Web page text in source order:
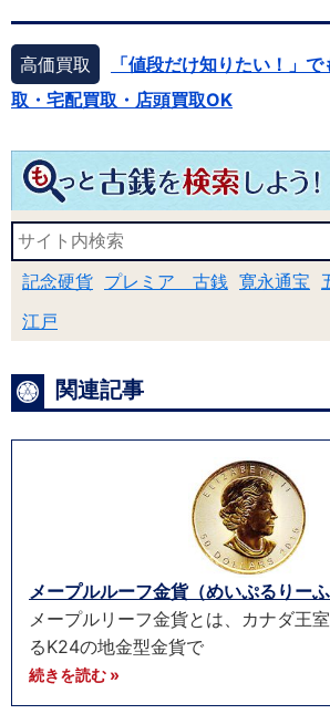
高価買取
「値段だけ知りたい！」
取・宅配買取・店頭買取OK
記念硬貨 プレミア 古銭 寛永通宝
江戸
関連記事
メープルルーフ金貨（めいぷるりー
メープルリーフ金貨とは、カナダ王
るK24の地金型金貨で
続きを読む »